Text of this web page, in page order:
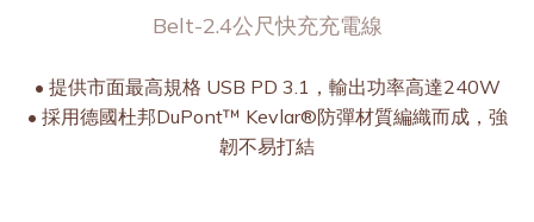
Belt-2.4公尺快充充電線
• 提供市面最高規格 USB PD 3.1，輸出功率高達240W
• 採用德國杜邦DuPont™ Kevlar®防彈材質編織而成，強
韌不易打結